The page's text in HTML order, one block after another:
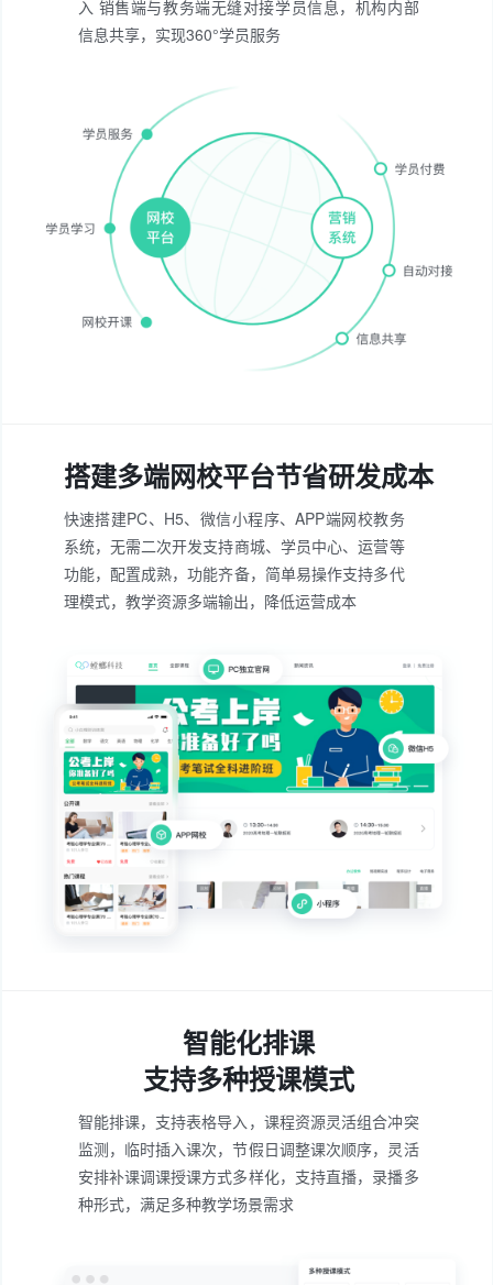
入 销售端与教务端无缝对接学员信息，机构内部
信息共享， 实现360°学员服务
搭建多端网校平台节省研发成本
快速搭建PC、H5、微信小程序、APP端网校教务
系统，无需二次开发支持商城、学员中心、运营等
功能，配置成熟，功能齐备，简单易操作支持多代
理模式，教学资源多端输出，降低运营成本
智能化排课
支持多种授课模式
智能排课，支持表格导入，课程资源灵活组合冲突
监测，临时插入课次，节假日调整课次顺序，灵活
安排补课调课授课方式多样化，支持直播，录播多
种形式，满足多种教学场景需求